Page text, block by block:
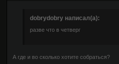
dobrydobry написал(а):
разве что в четверг
А где и во сколько хотите собраться?